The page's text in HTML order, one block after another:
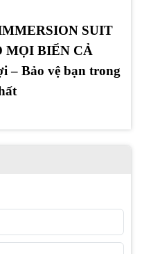
SUIT
MỌI BIỂN CẢ
– Bảo vệ bạn trong